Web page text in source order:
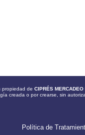
propiedad de CIPRÉS MERCADEO
creada o por crearse, sin
Política de